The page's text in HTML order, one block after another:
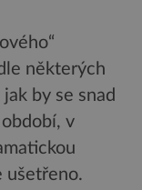
některých
by se snad
v
ušetřeno.